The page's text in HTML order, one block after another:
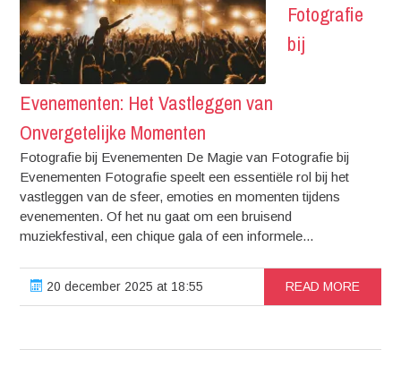
Fotografie
bij
Evenementen: Het Vastleggen van
Onvergetelijke Momenten
Fotografie bij Evenementen De Magie van Fotografie bij
Evenementen Fotografie speelt een essentiële rol bij het
vastleggen van de sfeer, emoties en momenten tijdens
evenementen. Of het nu gaat om een bruisend
muziekfestival, een chique gala of een informele...
20 december 2025 at 18:55 READ MORE